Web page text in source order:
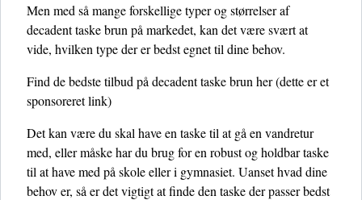
Men med så mange forskellige typer og størrelser af
decadent taske brun på markedet, kan det være svært at
vide, hvilken type der er bedst egnet til dine behov.
Find de bedste tilbud på decadent taske brun her(dette er et
sponsoreret link)
Det kan være du skal have en taske til at gå en vandretur
med, eller måske har du brug for en robust og holdbar taske
til at have med på skole eller i gymnasiet. Uanset hvad dine
behov er, så er det vigtigt at finde den taske der passer bedst